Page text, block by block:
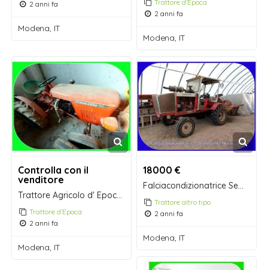
2 anni fa
Modena, IT
Trattore d'Epoca
2 anni fa
Modena, IT
Controlla con il
venditore
Trattore Agricolo d' Epoca Sametto 120
Trattore d'Epoca
2 anni fa
Modena, IT
18000 €
Falciacondizionatrice Semovente Hurricane.
Trattore altro tipo
2 anni fa
Modena, IT